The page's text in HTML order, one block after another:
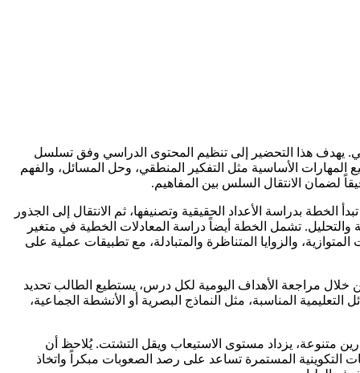
يهدف هذا التحضير إلى تنظيم المحتوى الدراسي وفق تسلسل
الأساسية مثل التفكير المنطقي، وحل المسائل، والفهم
لضمان الانتقال السلس بين المفاهيم.
بدراسة الأعداد الحقيقية وتصنيفها، ثم الانتقال إلى الجذور
والتحليل. تشمل الخطة أيضاً دراسة المعادلات الخطية في متغير
والزوايا المتناظرة والمتبادلة، مع تطبيقات عملية على
مراجعة الأهداف اليومية لكل درس، يستطيع الطالب تحديد
المناسبة، مثل النماذج البصرية أو الأنشطة الجماعية،
متنوعة، يزداد مستوى الاستيعاب ويقل التشتت. يُلاحظ أن
المستمرة تساعد على رصد الصعوبات مبكراً واتخاذ